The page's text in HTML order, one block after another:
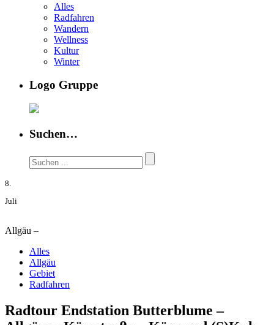
Alles
Radfahren
Wandern
Wellness
Kultur
Winter
Logo Gruppe
Suchen…
8.
Juli
Allgäu –
Alles
Allgäu
Gebiet
Radfahren
Radtour Endstation Butterblume –